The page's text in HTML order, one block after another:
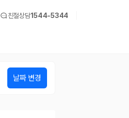
친절상담1544-5344
날짜 변경